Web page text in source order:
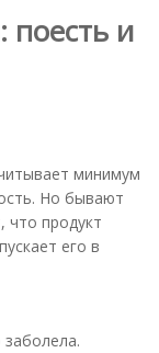
поесть и
минимум
Но бывают
что продукт
его в